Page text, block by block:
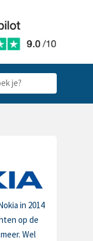
in 2014
op de
Wel